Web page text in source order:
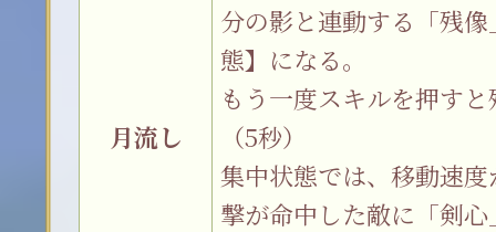
月流し
分の影と連動する「残
態】になる。
もう一度スキルを押す
（5秒）
集中状態では、移動速
撃が命中した敵に「剣